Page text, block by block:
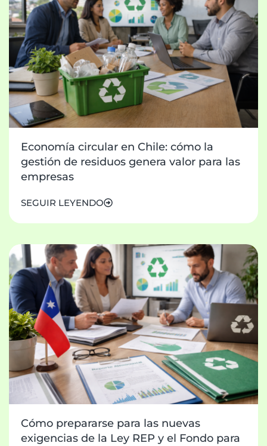
Economía circular en Chile: cómo la
gestión de residuos genera valor para las
empresas
SEGUIR LEYENDO
Cómo prepararse para las nuevas
exigencias de la Ley REP y el Fondo para